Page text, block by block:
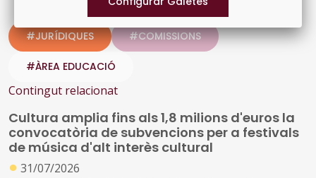
#JURÍDIQUES #COMISSIONS
#ÀREA EDUCACIÓ
Contingut relacionat
Cultura amplia fins als 1,8 milions d'euros la
convocatòria de subvencions per a festivals
de música d'alt interès cultural
● 31/07/2026